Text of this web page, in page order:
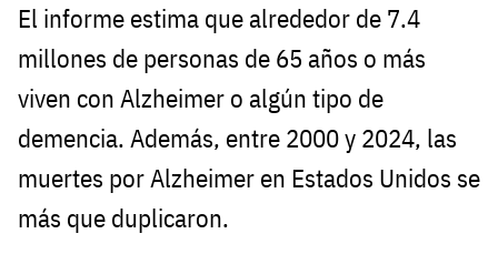
El informe estima que alrededor de 7.4
millones de personas de 65 años o más
viven con Alzheimer o algún tipo de
demencia. Además, entre 2000 y 2024, las
muertes por Alzheimer en Estados Unidos se
más que duplicaron.